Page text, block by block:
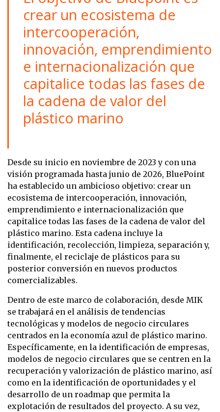
crear un ecosistema de
intercooperación,
innovación, emprendimiento
e internacionalización que
capitalice todas las fases de
la cadena de valor del
plástico marino
Desde su inicio en noviembre de 2023 y con una
visión programada hasta junio de 2026, BluePoint
ha establecido un ambicioso objetivo: crear un
ecosistema de intercooperación, innovación,
emprendimiento e internacionalización que
capitalice todas las fases de la cadena de valor del
plástico marino. Esta cadena incluye la
identificación, recolección, limpieza, separación y,
finalmente, el reciclaje de plásticos para su
posterior conversión en nuevos productos
comercializables.
Dentro de este marco de colaboración, desde MIK
se trabajará en el análisis de tendencias
tecnológicas y modelos de negocio circulares
centrados en la economía azul de plástico marino.
Específicamente, en la identificación de empresas,
modelos de negocio circulares que se centren en la
recuperación y valorización de plástico marino, así
como en la identificación de oportunidades y el
desarrollo de un roadmap que permita la
explotación de resultados del proyecto. A su vez,